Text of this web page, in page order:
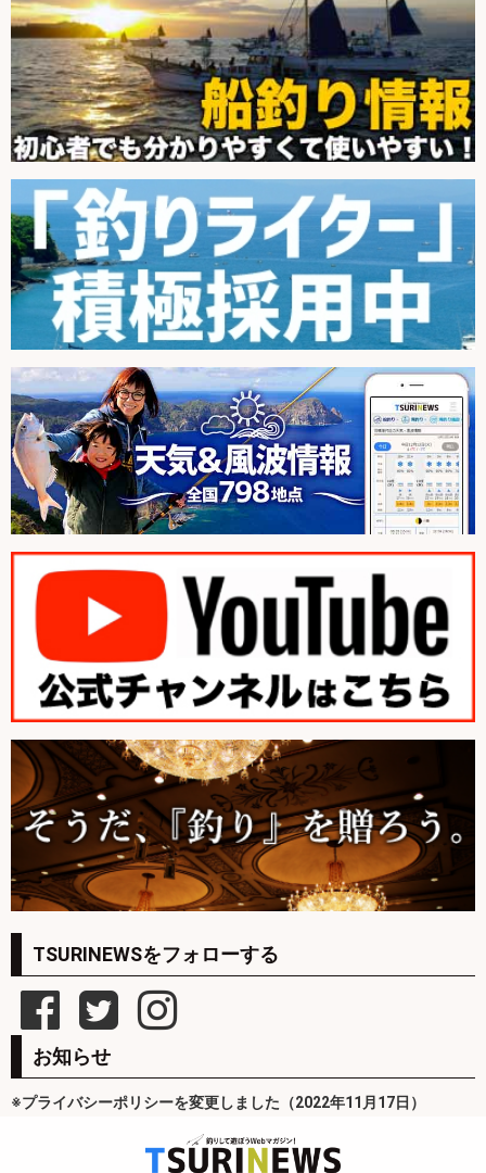
TSURINEWSをフォローする
お知らせ
※プライバシーポリシーを変更しました（2022年11月17日）